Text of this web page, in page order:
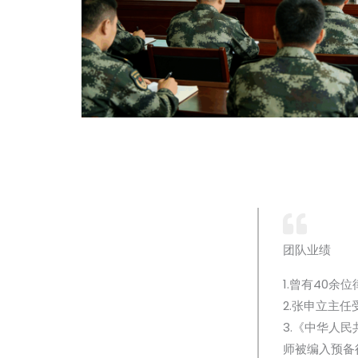
团队业绩
1.曾有40余
2.张申立主任
3.《中华人民
师被编入预